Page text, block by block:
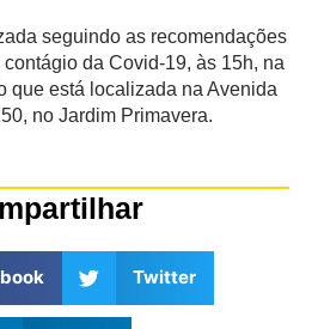
seguindo as recomendações
da Covid-19, às 15h, na
que está localizada na Avenida
no Jardim Primavera.
Twitter